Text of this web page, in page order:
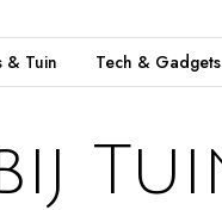
& Tuin Tech & Gadgets